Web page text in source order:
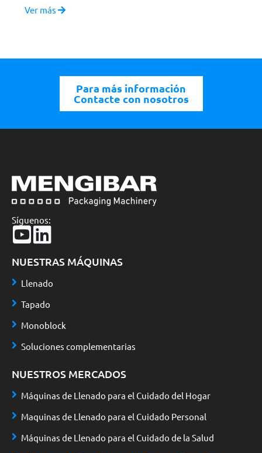
Ver más
Para más información
Contacte con nosotros
Síguenos:
NUESTRAS MÁQUINAS
Llenado
Tapado
Monoblock
Soluciones complementarias
NUESTROS MERCADOS
Máquinas de Llenado para el Cuidado del Hogar
Maquinas de Llenado para el Cuidado Personal
Máquinas de Llenado para el Cuidado de la Salud